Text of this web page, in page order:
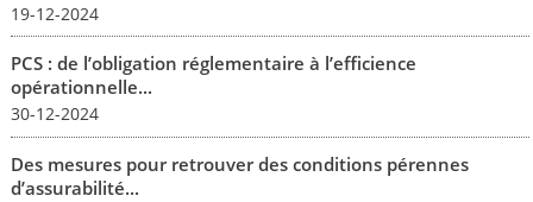
19-12-2024
PCS : de l’obligation réglementaire à l’efficience
opérationnelle...
30-12-2024
Des mesures pour retrouver des conditions pérennes
d’assurabilité...